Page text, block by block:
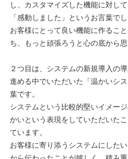
し、カスタマイズした機能に対し
「感動しました」というお言葉でし
お客様にとって良い機能に作るこ
ち、もっと頑張ろうと心の底から思
２つ目は、システムの新規導入の
進める中でいただいた「温かいシ
葉です。
システムという比較的堅いイメー
かいという表現をしていただいた
ています。
お客様に寄り添うシステムにした